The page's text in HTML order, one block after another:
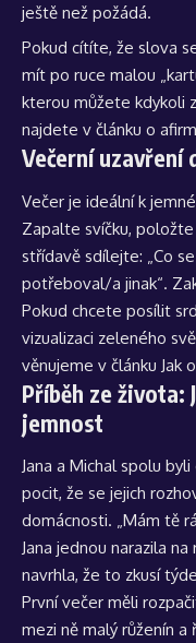
ještě než požádá.
Pokud cítíte, že slova
mít po ruce malou
kterou můžete kdykoli
najdete v článku o
Večerní uzavření
Večer je ideální k
Zapalte svíčku,
střídavě sdílejte: „Co
potřeboval/a jinak“.
Pokud chcete posílit
vizualizaci zeleného
věnujeme v článku Jak
Příběh ze života:
jemnost
Jana a Michal spolu
pocit, že se jejich
domácnosti. „Mám tě
Jana jednou narazila
navrhla, že to zkusí
První večer měli
mezi ně malý růženín a